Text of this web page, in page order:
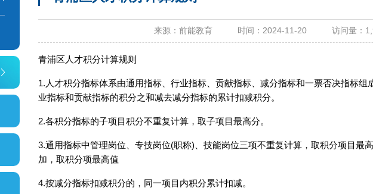
来源：前能教育 时间：2024-11-20 访问量：
青浦区人才积分计算规则
1.人才积分指标体系由通用指标、行业指标、贡献指标、减分指标和一票否决指标组
业指标和贡献指标的积分之和减去减分指标的累计扣减积分。
2.各积分指标的子项目积分不重复计算，取子项目最高分。
3.通用指标中管理岗位、专技岗位(职称)、技能岗位三项不重复计算，取积分项目最
加，取积分项最高值
4.按减分指标扣减积分的，同一项目内积分累计扣减。